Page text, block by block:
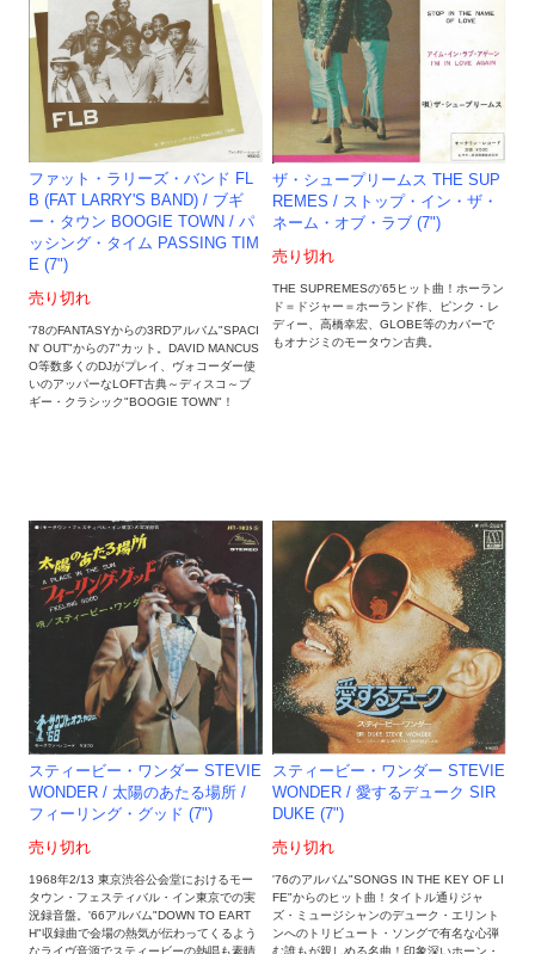
ファット・ラリーズ・バンド FL
B (FAT LARRY'S BAND) / ブギ
ー・タウン BOOGIE TOWN / パ
ッシング・タイム PASSING TIM
E (7")
売り切れ
'78のFANTASYからの3RDアルバム"SPACI
N' OUT"からの7"カット。DAVID MANCUS
O等数多くのDJがプレイ、ヴォコーダー使
いのアッパーなLOFT古典～ディスコ～ブ
ギー・クラシック"BOOGIE TOWN"！
ザ・シュープリームス THE SUP
REMES / ストップ・イン・ザ・
ネーム・オブ・ラブ (7")
売り切れ
THE SUPREMESの'65ヒット曲！ホーラン
ド＝ドジャー＝ホーランド作、ピンク・レ
ディー、高橋幸宏、GLOBE等のカバーで
もオナジミのモータウン古典。
スティービー・ワンダー STEVIE
WONDER / 太陽のあたる場所 /
フィーリング・グッド (7")
売り切れ
1968年2/13 東京渋谷公会堂におけるモー
タウン・フェスティバル・イン東京での実
況録音盤。'66アルバム"DOWN TO EART
H"収録曲で会場の熱気が伝わってくるよう
なライヴ音源でスティービーの熱唱も素晴
スティービー・ワンダー STEVIE
WONDER / 愛するデューク SIR
DUKE (7")
売り切れ
'76のアルバム"SONGS IN THE KEY OF LI
FE"からのヒット曲！タイトル通りジャ
ズ・ミュージシャンのデューク・エリント
ンへのトリビュート・ソングで有名な心弾
む誰もが親しめる名曲！印象深いホーン・